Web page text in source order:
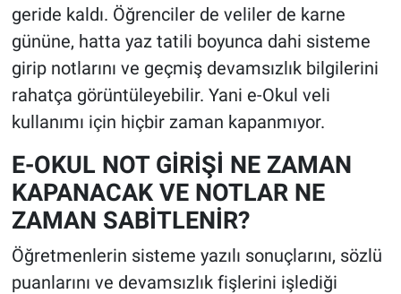
geride kaldı. Öğrenciler de veliler de karne
gününe, hatta yaz tatili boyunca dahi sisteme
girip notlarını ve geçmiş devamsızlık bilgilerini
rahatça görüntüleyebilir. Yani e-Okul veli
kullanımı için hiçbir zaman kapanmıyor.
E-OKUL NOT GİRİŞİ NE ZAMAN
KAPANACAK VE NOTLAR NE
ZAMAN SABİTLENİR?
Öğretmenlerin sisteme yazılı sonuçlarını, sözlü
puanlarını ve devamsızlık fişlerini işlediği